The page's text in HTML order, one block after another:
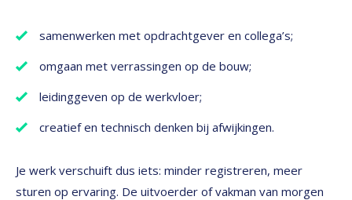
samenwerken met opdrachtgever en collega’s;
omgaan met verrassingen op de bouw;
leidinggeven op de werkvloer;
creatief en technisch denken bij afwijkingen.
Je werk verschuift dus iets: minder registreren, meer
sturen op ervaring. De uitvoerder of vakman van morgen